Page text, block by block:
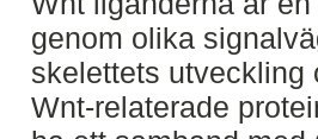
genom olika
skelettets utveckling
Wnt-relaterade